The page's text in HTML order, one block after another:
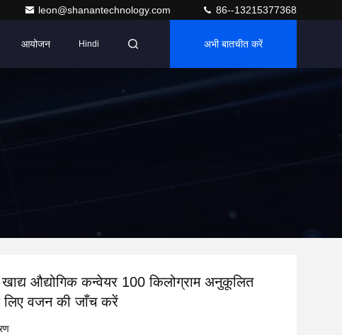
leon@shanantechnology.com 86--13215377368
आयोजन Hindi अभी बातचीत करें
औद्योगिक कन्वेयर 100 किलोग्राम अनुकूलित
लिए वजन की जाँच करें